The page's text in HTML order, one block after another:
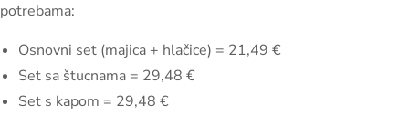
potrebama:
Osnovni set (majica + hlačice) = 21,49 €
Set sa štucnama = 29,48 €
Set s kapom = 29,48 €